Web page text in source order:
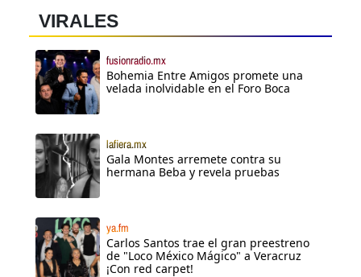
VIRALES
fusionradio.mx
Bohemia Entre Amigos promete una
velada inolvidable en el Foro Boca
lafiera.mx
Gala Montes arremete contra su
hermana Beba y revela pruebas
ya.fm
Carlos Santos trae el gran preestreno
de "Loco México Mágico" a Veracruz
¡Con red carpet!